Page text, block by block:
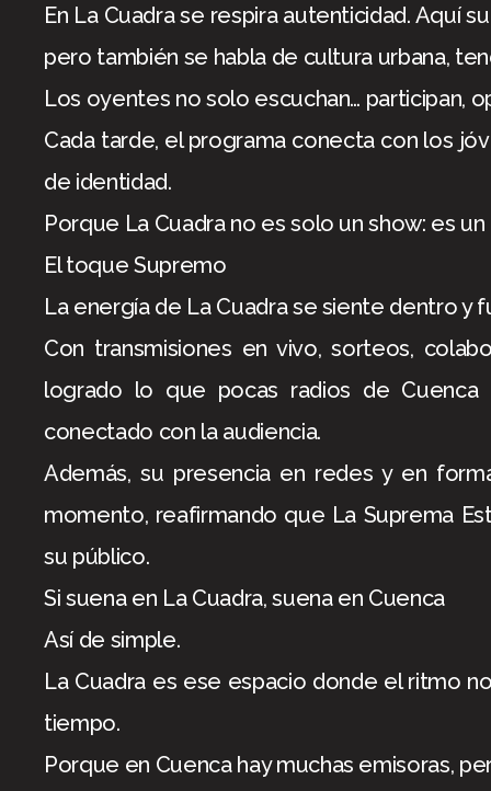
En La Cuadra se respira autenticidad. Aquí
pero también se habla de cultura urbana,
Los oyentes no solo escuchan… participan,
Cada tarde, el programa conecta con los
de identidad.
Porque La Cuadra no es solo un show: es
El toque Supremo
La energía de La Cuadra se siente dentro y
Con transmisiones en vivo, sorteos,
logrado lo que pocas radios de Cuenca
conectado con la audiencia.
Además, su presencia en redes y en
momento, reafirmando que La Suprema
su público.
Si suena en La Cuadra, suena en Cuenca
Así de simple.
La Cuadra es ese espacio donde el ritmo
tiempo.
Porque en Cuenca hay muchas emisoras,